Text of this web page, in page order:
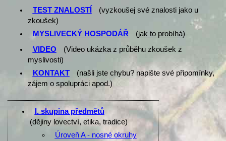
TEST ZNALOSTÍ
(vyzkoušej své znalosti jako u
zkoušek)
MYSLIVECKÝ HOSPODÁŘ
(jak to probíhá)
VIDEO
(Video ukázka z průběhu zkoušek z
myslivosti)
KONTAKT
(našli jste chybu? napište své připomínky,
zájem o spolupráci apod.)
I. skupina předmětů
(dějiny lovectví, etika, tradice)
Úroveň A - nosné okruhy